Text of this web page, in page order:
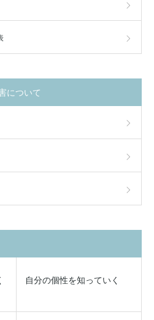
について
自分の個性を知っていく